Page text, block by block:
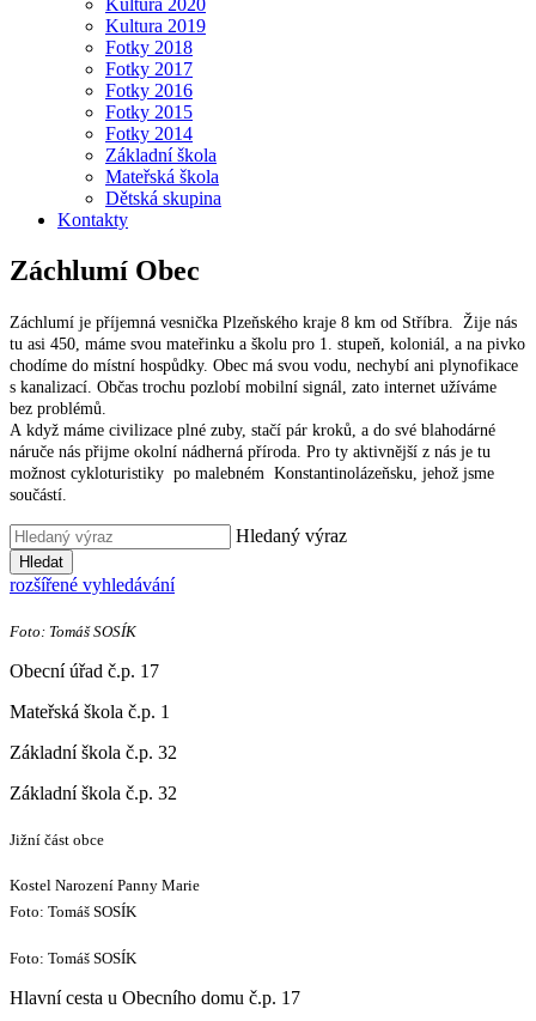
Kultura 2020
Kultura 2019
Fotky 2018
Fotky 2017
Fotky 2016
Fotky 2015
Fotky 2014
Základní škola
Mateřská škola
Dětská skupina
Kontakty
Záchlumí Obec
Záchlumí je příjemná vesnička Plzeňského kraje 8 km od Stříbra. Žije nás
tu asi 450, máme svou mateřinku a školu pro 1. stupeň, koloniál, a na pivko
chodíme do místní hospůdky. Obec má svou vodu, nechybí ani plynofikace
s kanalizací. Občas trochu pozlobí mobilní signál, zato internet užíváme
bez problémů.
A když máme civilizace plné zuby, stačí pár kroků, a do své blahodárné
náruče nás přijme okolní nádherná příroda. Pro ty aktivnější z nás je tu
možnost cykloturistiky po malebném Konstantinolázeňsku, jehož jsme
součástí.
Hledaný výraz
Hledat
rozšířené vyhledávání
Foto: Tomáš SOSÍK
Obecní úřad č.p. 17
Mateřská škola č.p. 1
Základní škola č.p. 32
Základní škola č.p. 32
Jižní část obce
Kostel Narození Panny Marie
Foto: Tomáš SOSÍK
Foto: Tomáš SOSÍK
Hlavní cesta u Obecního domu č.p. 17